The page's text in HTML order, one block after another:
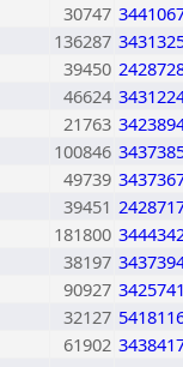
30747
136287
39450
46624
21763
100846
49739
39451
181800
38197
90927
32127
61902